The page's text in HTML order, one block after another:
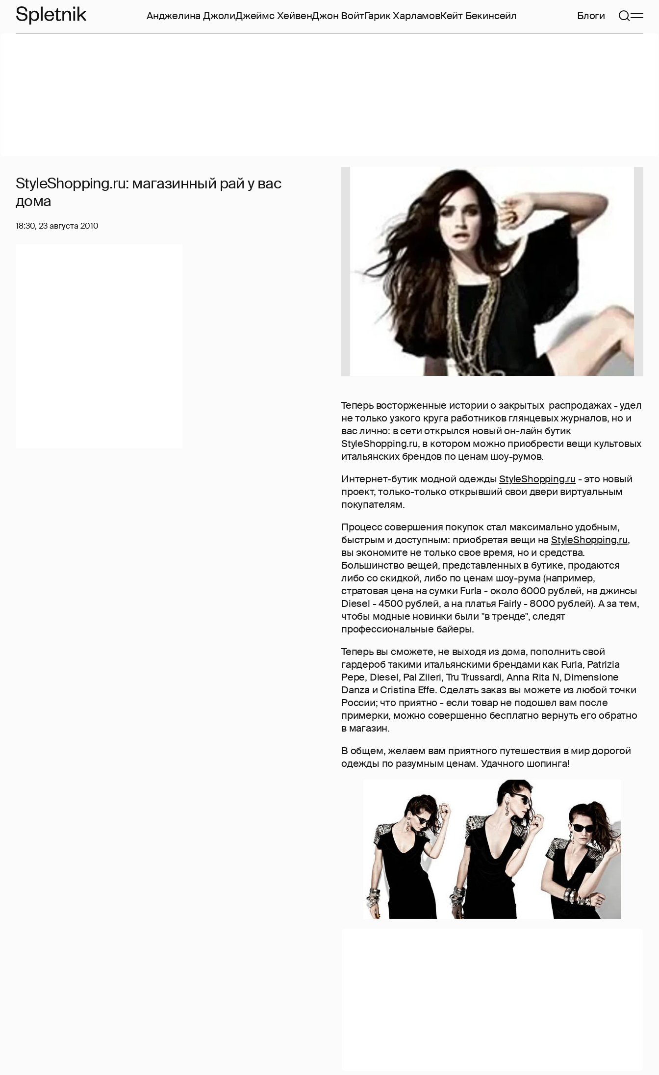
Анджелина ДжолиДжеймс ХейвенДжон ВойтГарик ХарламовКейт Бекинсейл Блоги
Теперь восторженные истории о закрытых распродажах - удел
не только узкого круга работников глянцевых журналов, но и
вас лично: в сети открылся новый он-лайн бутик
StyleShopping.ru, в котором можно приобрести вещи культовых
итальянских брендов по ценам шоу-румов.
Интернет-бутик модной одеждыStyleShopping.ru - это новый
проект, только-только открывший свои двери виртуальным
покупателям.
Процесс совершения покупок стал максимально удобным,
быстрым и доступным: приобретая вещи на StyleShopping.ru,
вы экономите не только свое время, но и средства.
Большинство вещей, представленных в бутике, продаются
либо со скидкой, либо по ценам шоу-рума (например,
стратовая цена на сумки Furla - около 6000 рублей, на джинсы
Diesel - 4500 рублей, а на платья Fairly - 8000 рублей). А за тем,
чтобы модные новинки были "в тренде", следят
профессиональные байеры.
Теперь вы сможете, не выходя из дома, пополнить свой
гардероб такими итальянскими брендами как Furla, Patrizia
Pepe, Diesel, Pal Zileri, Tru Trussardi, Anna Rita N, Dimensione
Danza и Cristina Effe. Сделать заказ вы можете из любой точки
России; что приятно - если товар не подошел вам после
примерки, можно совершенно бесплатно вернуть его обратно
в магазин.
В общем, желаем вам приятного путешествия в мир дорогой
одежды по разумным ценам. Удачного шопинга!
StyleShopping.ru: магазинный рай у вас
дома
18:30, 23 августа 2010